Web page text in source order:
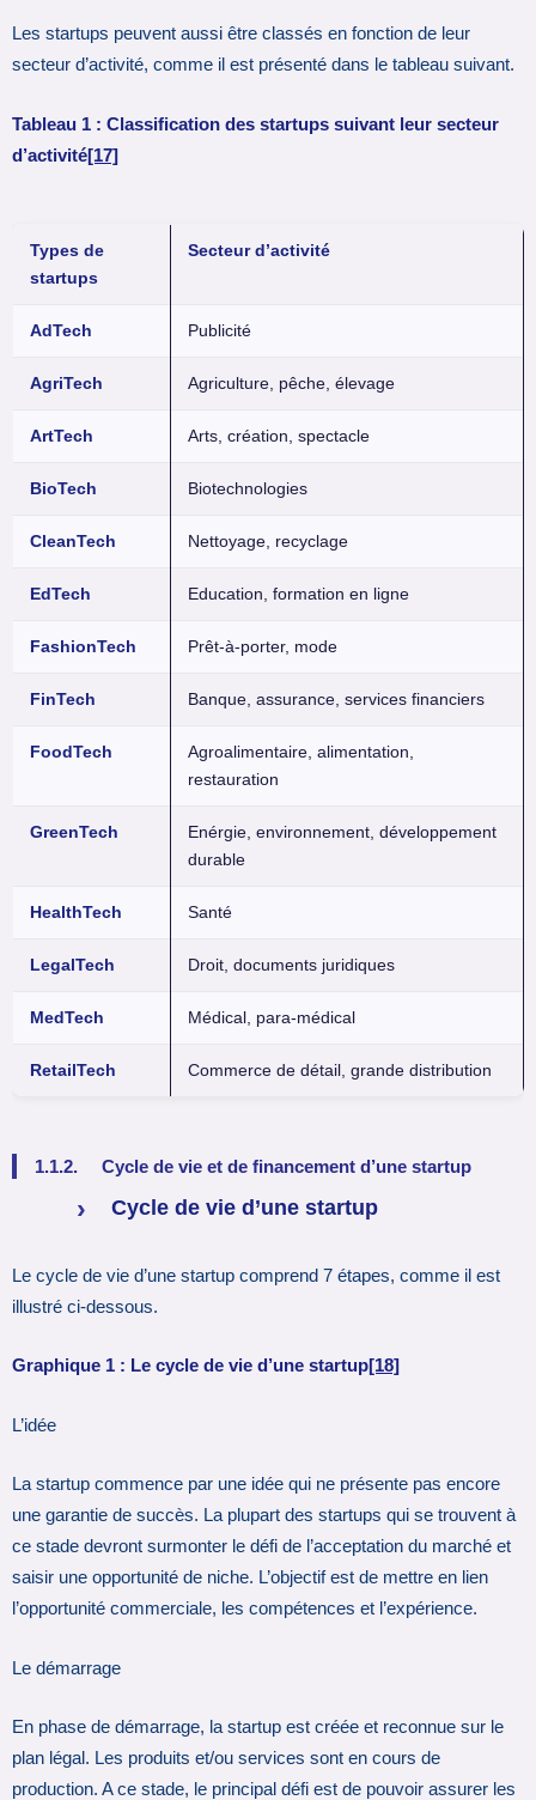
Les startups peuvent aussi être classés en fonction de leur
secteur d’activité, comme il est présenté dans le tableau suivant.
Tableau 1 : Classification des startups suivant leur secteur
d’activité[17]
Types de
startups
Secteur d’activité
AdTech Publicité
AgriTech Agriculture, pêche, élevage
ArtTech Arts, création, spectacle
BioTech Biotechnologies
CleanTech Nettoyage, recyclage
EdTech Education, formation en ligne
FashionTech Prêt-à-porter, mode
FinTech Banque, assurance, services financiers
FoodTech
Agroalimentaire, alimentation,
restauration
GreenTech
Enérgie, environnement, développement
durable
HealthTech Santé
LegalTech Droit, documents juridiques
MedTech Médical, para-médical
RetailTech Commerce de détail, grande distribution
1.1.2. Cycle de vie et de financement d’une startup
Cycle de vie d’une startup
Le cycle de vie d’une startup comprend 7 étapes, comme il est
illustré ci-dessous.
Graphique 1 : Le cycle de vie d’une startup[18]
L’idée
La startup commence par une idée qui ne présente pas encore
une garantie de succès. La plupart des startups qui se trouvent à
ce stade devront surmonter le défi de l’acceptation du marché et
saisir une opportunité de niche. L’objectif est de mettre en lien
l’opportunité commerciale, les compétences et l’expérience.
Le démarrage
En phase de démarrage, la startup est créée et reconnue sur le
plan légal. Les produits et/ou services sont en cours de
production. A ce stade, le principal défi est de pouvoir assurer les